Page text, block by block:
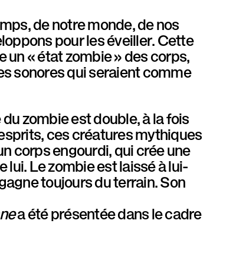
de notre monde, de nos
pour les éveiller. Cette
« état zombie » des corps,
sonores qui seraient comme
zombie est double, à la fois
ces créatures mythiques
corps engourdi, qui crée une
lui. Le zombie est laissé à lui-
toujours du terrain. Son
a été présentée dans le cadre